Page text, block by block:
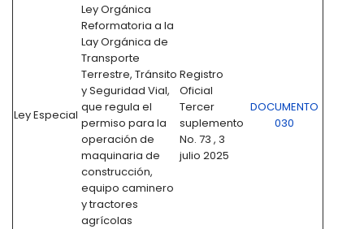
Ley Especial
Ley Orgánica
Reformatoria a la
Lay Orgánica de
Transporte
Terrestre, Tránsito
y Seguridad Vial,
que regula el
permiso para la
operación de
maquinaria de
construcción,
equipo caminero
y tractores
agrícolas
Registro
Oficial
Tercer
suplemento
No. 73 , 3
julio 2025
DOCUMENTO
030